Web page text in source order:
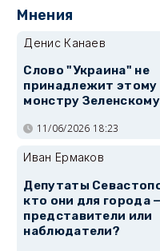
Мнения
Денис Канаев
Слово "Украина" не
принадлежит этому
монстру Зеленскому
11/06/2026 18:23
Иван Ермаков
Депутаты
кто они для города
представители или
наблюдатели?